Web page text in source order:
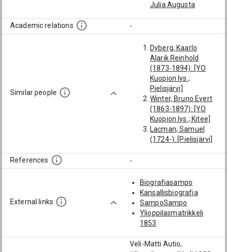
Julia Augusta
Academic relations -
Similar people
Dyberg, Kaarlo
Alarik Reinhold
(1873-1894): [YO
Kuopion lys.;
Pielisjärvi]
Winter, Bruno Evert
(1863-1897): [YO
Kuopion lys.; Kitee]
Lacman, Samuel
(1724-): [Pielisjärvi]
[YO Kuopion lys.;
Kitee]
Pyykkö, Lauri Ludvig
(1876-1950):
[Pielisjärvi]
Lacman, Anders
[Pielisjärvi]
References -
External links
Biografiasampo
Kansallisbiografia
SampoSampo
Ylioppilasmatrikkeli
1853
Veli-Matti Autio,